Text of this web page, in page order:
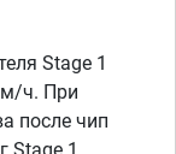
Stage 1
ч. При
после чип